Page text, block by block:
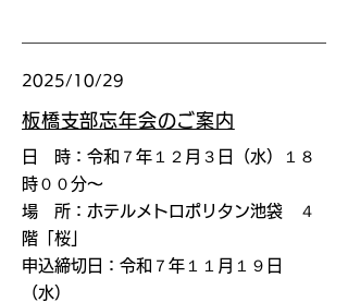
2025/10/29
板橋支部忘年会のご案内
日 時：令和７年１２月３日（水）１８
時００分〜
場 所：ホテルメトロポリタン池袋 ４
階「桜」
申込締切日：令和７年１１月１９日
（水）